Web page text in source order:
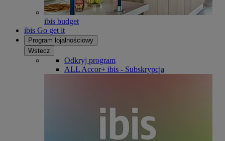
ibis budget
ibis Go get it
Program lojalnościowy
Wstecz
Odkryj program
ALL Accor+ ibis - Subskrypcja